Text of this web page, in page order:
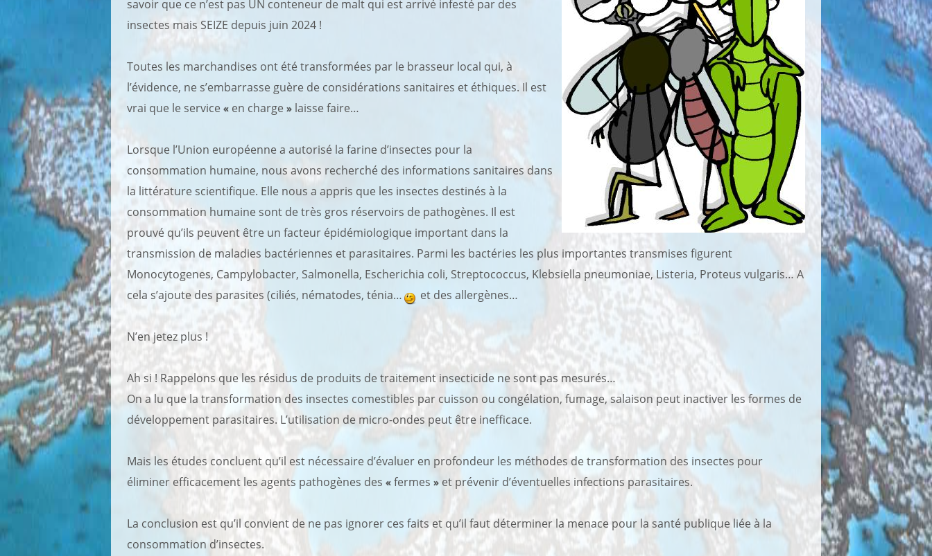
savoir que ce n’est pas UN conteneur de malt qui est arrivé infesté par des
insectes mais SEIZE depuis juin 2024 !
Toutes les marchandises ont été transformées par le brasseur local qui, à
l’évidence, ne s’embarrasse guère de considérations sanitaires et éthiques. Il est
vrai que le service« en charge» laisse faire…
Lorsque l’Union européenne a autorisé la farine d’insectes pour la
consommation humaine, nous avons recherché des informations sanitaires dans
la littérature scientifique. Elle nous a appris que les insectes destinés à la
consommation humaine sont de très gros réservoirs de pathogènes. Il est
prouvé qu’ils peuvent être un facteur épidémiologique important dans la
transmission de maladies bactériennes et parasitaires. Parmi les bactéries les plus importantes transmises figurent
Monocytogenes, Campylobacter, Salmonella, Escherichia coli, Streptococcus, Klebsiella pneumoniae, Listeria, Proteus vulgaris… A
cela s’ajoute des parasites (ciliés, nématodes, ténia…
et des allergènes…
N’en jetez plus !
Ah si ! Rappelons que les résidus de produits de traitement insecticide ne sont pas mesurés…
On a lu que la transformation des insectes comestibles par cuisson ou congélation, fumage, salaison peut inactiver les formes de
développement parasitaires. L’utilisation de micro-ondes peut être inefficace.
Mais les études concluent qu’il est nécessaire d’évaluer en profondeur les méthodes de transformation des insectes pour
éliminer efficacement les agents pathogènes des«fermes» et prévenir d’éventuelles infections parasitaires.
La conclusion est qu’il convient de ne pas ignorer ces faits et qu’il faut déterminer la menace pour la santé publique liée à la
consommation d’insectes.